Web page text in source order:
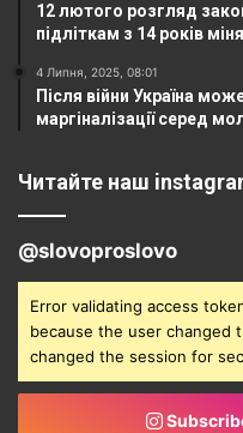
12 лютого розгляд
підліткам з 14 років
4 Липня, 2025, 08:01
Після війни Україна
маргіналізації серед
Читайте наш
@slovoproslovo
Error validating access
because the user changed
changed the session for